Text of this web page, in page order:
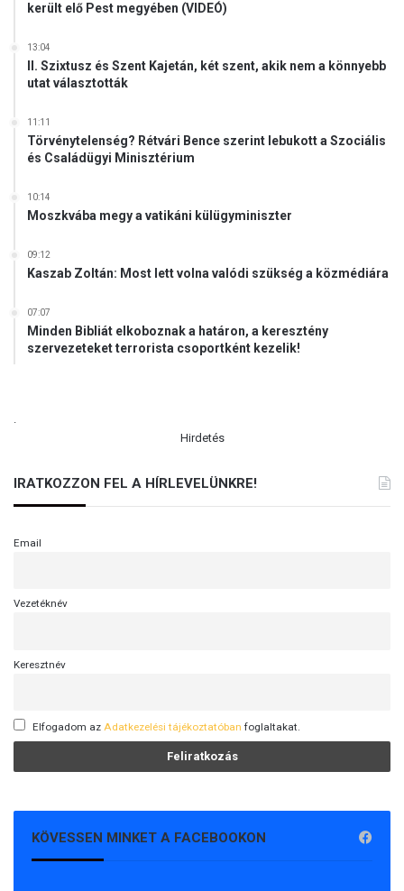
került elő Pest megyében (VIDEÓ)
13:04
II. Szixtusz és Szent Kajetán, két szent, akik nem a könnyebb
utat választották
11:11
Törvénytelenség? Rétvári Bence szerint lebukott a Szociális
és Családügyi Minisztérium
10:14
Moszkvába megy a vatikáni külügyminiszter
09:12
Kaszab Zoltán: Most lett volna valódi szükség a közmédiára
07:07
Minden Bibliát elkoboznak a határon, a keresztény
szervezeteket terrorista csoportként kezelik!
.
Hirdetés
IRATKOZZON FEL A HÍRLEVELÜNKRE!
Email
Vezetéknév
Keresztnév
Elfogadom az Adatkezelési tájékoztatóban foglaltakat.
KÖVESSEN MINKET A FACEBOOKON